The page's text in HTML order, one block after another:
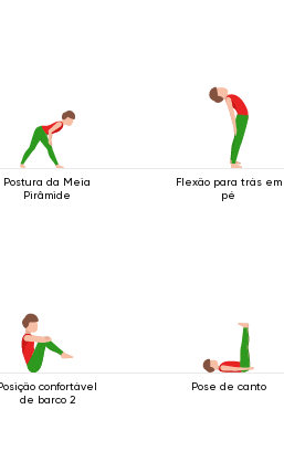
Postura da Meia
Pirâmide
Flexão para trás em
pé
confortável
de barco 2
Pose de canto